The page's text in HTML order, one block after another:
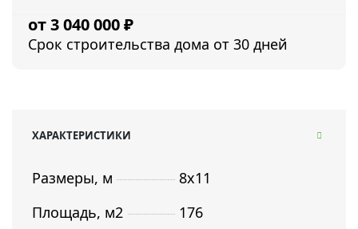
3 040 000₽
Срок строительства дома от 30 дней
ХАРАКТЕРИСТИКИ
Размеры, м
8х11
Площадь, м2
176